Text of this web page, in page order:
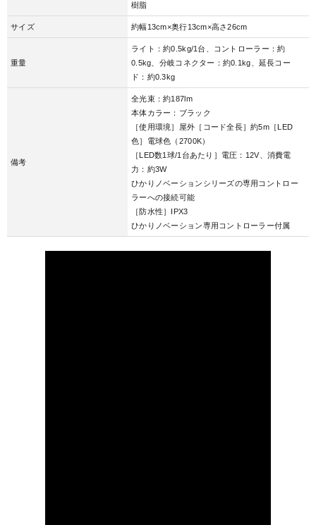
樹脂
サイズ 約幅13cm×奥行13cm×高さ26cm
重量
ライト：約0.5kg/1台、コントローラー：約
0.5kg、分岐コネクター：約0.1kg、延長コー
ド：約0.3kg
備考
全光束：約187lm
本体カラー：ブラック
［使用環境］屋外［コード全長］約5m［LED
色］電球色（2700K）
［LED数1球/1台あたり］電圧：12V、消費電
力：約3W
ひかりノベーションシリーズの専用コントロー
ラーへの接続可能
［防水性］IPX3
ひかりノベーション専用コントローラー付属